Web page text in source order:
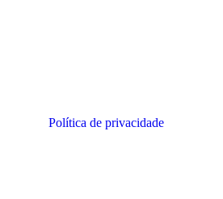
Política de privacidade